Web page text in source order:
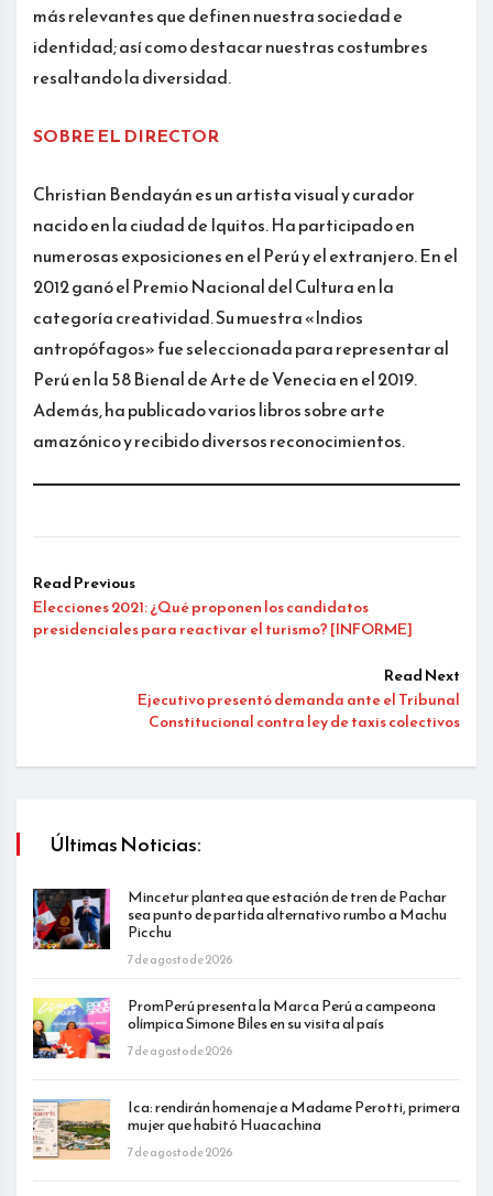
más relevantes que definen nuestra sociedad e
identidad; así como destacar nuestras costumbres
resaltando la diversidad.
SOBRE EL DIRECTOR
Christian Bendayán es un artista visual y curador
nacido en la ciudad de Iquitos. Ha participado en
numerosas exposiciones en el Perú y el extranjero. En el
2012 ganó el Premio Nacional del Cultura en la
categoría creatividad. Su muestra «Indios
antropófagos» fue seleccionada para representar al
Perú en la 58 Bienal de Arte de Venecia en el 2019.
Además, ha publicado varios libros sobre arte
amazónico y recibido diversos reconocimientos.
Read Previous
Elecciones 2021: ¿Qué proponen los candidatos
presidenciales para reactivar el turismo? [INFORME]
Read Next
Ejecutivo presentó demanda ante el Tribunal
Constitucional contra ley de taxis colectivos
Últimas Noticias:
Mincetur plantea que estación de tren de Pachar
sea punto de partida alternativo rumbo a Machu
Picchu
7 de agosto de 2026
PromPerú presenta la Marca Perú a campeona
olímpica Simone Biles en su visita al país
7 de agosto de 2026
Ica: rendirán homenaje a Madame Perotti, primera
mujer que habitó Huacachina
7 de agosto de 2026